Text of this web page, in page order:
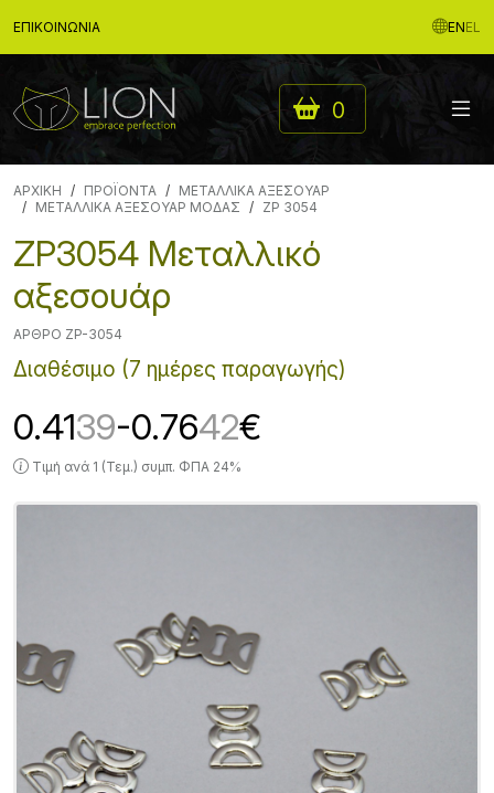
ΕΠΙΚΟΙΝΩΝΊΑ ENEL
0
ΑΡΧΙΚΉ ΠΡΟΪΟΝΤΑ
ΜΕΤΑΛΛΙΚΑ ΑΞΕΣΟΥΑΡ
ΜΕΤΑΛΛΙΚΑ ΑΞΕΣΟΥΑΡ ΜΟΔΑΣ
ZP 3054
ZP3054 Μεταλλικό
αξεσουάρ
ΆΡΘΡΟ ZP-3054
Διαθέσιμο (7 ημέρες παραγωγής)
0.4139-0.7642€
Τιμή ανά 1 (Τεμ.) συμπ. ΦΠΑ 24%